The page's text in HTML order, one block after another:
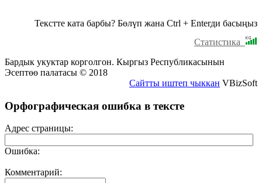
Текстте ката барбы? Бөлүп жана Ctrl + Enterди басыңыз
Статистика
Бардык укуктар корголгон. Кыргыз Республикасынын
Эсептөө палатасы © 2018
Сайтты иштеп чыккан VBizSoft
Орфографическая ошибка в тексте
Адрес страницы:
Ошибка:
Комментарий: